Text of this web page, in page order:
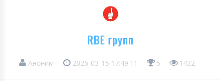
RBE групп
Аноним 2026-03-15 17:49:11 5 1432